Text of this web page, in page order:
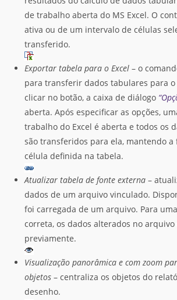
de trabalho aberta do MS Excel. O
ativa ou de um intervalo de células
transferido.
Exportar tabela para o Excel – o
para transferir dados tabulares para o
clicar no botão, a caixa de diálogo
aberta. Após especificar as opções,
trabalho do Excel é aberta e todos os
são transferidos para ela, mantendo a
célula definida na tabela.
Atualizar tabela de fonte externa –
dados de um arquivo vinculado.
foi carregada de um arquivo. Para
correta, os dados alterados no arquivo
previamente.
Visualização panorâmica e com zoom
objetos – centraliza os objetos do
desenho.